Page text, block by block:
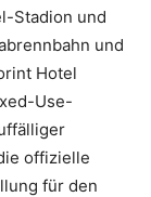
Stadion und
und
Hotel
Use-
offizielle
für den